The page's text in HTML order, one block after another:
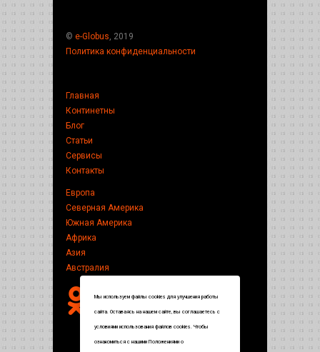
© e-Globus, 2019
Политика конфиденциальности
Главная
Континетны
Блог
Статьи
Сервисы
Контакты
Европа
Северная Америка
Южная Америка
Африка
Азия
Австралия
Мы используем файлы cookies для улучшения работы
сайта. Оставаясь на нашем сайте, вы соглашаетесь с
условиями использования файлов cookies. Чтобы
ознакомиться с нашими Положениями о